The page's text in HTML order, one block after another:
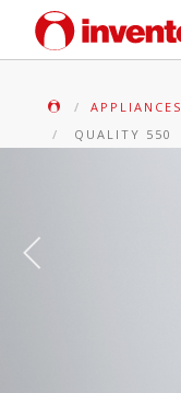
Mediathèque
APPLIANCES
QUALITY 550